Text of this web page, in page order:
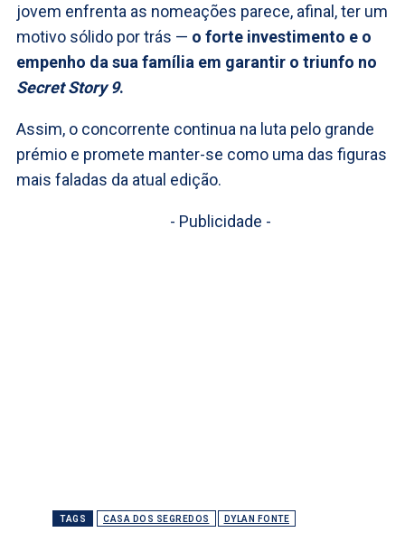
jovem enfrenta as nomeações parece, afinal, ter um
motivo sólido por trás — o forte investimento e o
empenho da sua família em garantir o triunfo no
Secret Story 9.
Assim, o concorrente continua na luta pelo grande
prémio e promete manter-se como uma das figuras
mais faladas da atual edição.
- Publicidade -
TAGS CASA DOS SEGREDOS DYLAN FONTE